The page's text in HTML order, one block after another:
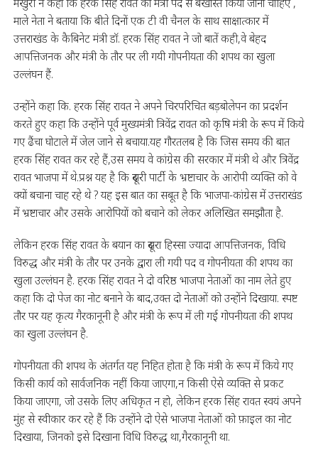
माले नेता ने बताया कि बीते दिनों एक टी वी चैनल के साथ साक्षात्कार में
उत्तराखंड के कैबिनेट मंत्री डॉ. हरक सिंह रावत ने जो बातें कही,वे बेहद
आपत्तिजनक और मंत्री के तौर पर ली गयी गोपनीयता की शपथ का खुला
उल्लंघन हैं.
उन्होंने कहा कि. हरक सिंह रावत ने अपने चिरपरिचित बड़बोलेपन का प्रदर्शन
करते हुए कहा कि उन्होंने पूर्व मुख्यमंत्री त्रिवेंद्र रावत को कृषि मंत्री के रूप में किये
गए ढैंचा घोटाले में जेल जाने से बचाया.यह गौरतलब है कि जिस समय की बात
हरक सिंह रावत कर रहे हैं,उस समय वे कांग्रेस की सरकार में मंत्री थे और त्रिवेंद्र
रावत भाजपा में थे.प्रश्न यह है कि दूसरी पार्टी के भ्रष्टाचार के आरोपी व्यक्ति को वे
क्यों बचाना चाह रहे थे ? यह इस बात का सबूत है कि भाजपा-कांग्रेस में उत्तराखंड
में भ्रष्टाचार और उसके आरोपियों को बचाने को लेकर अलिखित समझौता है.
लेकिन हरक सिंह रावत के बयान का दूसरा हिस्सा ज्यादा आपत्तिजनक, विधि
विरुद्ध और मंत्री के तौर पर उनके द्वारा ली गयी पद व गोपनीयता की शपथ का
खुला उल्लंघन है. हरक सिंह रावत ने दो वरिष्ठ भाजपा नेताओं का नाम लेते हुए
कहा कि दो पेज का नोट बनाने के बाद,उक्त दो नेताओं को उन्होंने दिखाया. स्पष्ट
तौर पर यह कृत्य गैरकानूनी है और मंत्री के रूप में ली गई गोपनीयता की शपथ
का खुला उल्लंघन है.
गोपनीयता की शपथ के अंतर्गत यह निहित होता है कि मंत्री के रूप में किये गए
किसी कार्य को सार्वजनिक नहीं किया जाएगा,न किसी ऐसे व्यक्ति से प्रकट
किया जाएगा, जो उसके लिए अधिकृत न हो, लेकिन हरक सिंह रावत स्वयं अपने
मुंह से स्वीकार कर रहे हैं कि उन्होंने दो ऐसे भाजपा नेताओं को फ़ाइल का नोट
दिखाया, जिनको इसे दिखाना विधि विरुद्ध था,गैरकानूनी था.